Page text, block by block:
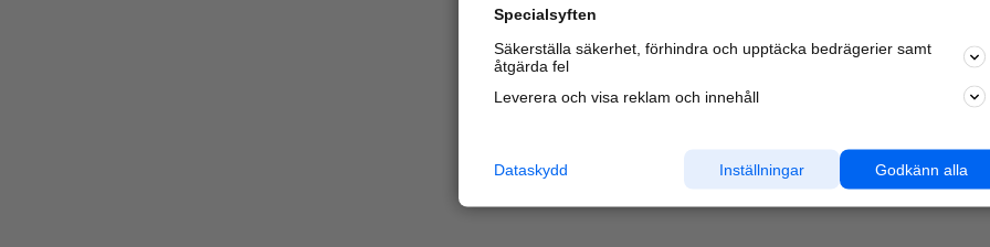
Specialsyften
Säkerställa säkerhet, förhindra och upptäcka bedrägerier samt
åtgärda fel
Leverera och visa reklam och innehåll
Godkänn alla
Inställningar
Dataskydd